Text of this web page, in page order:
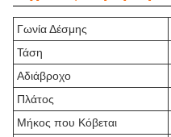
Γωνία Δέσμης
Τάση
Αδιάβροχο
Πλάτος
Μήκος που Κόβεται